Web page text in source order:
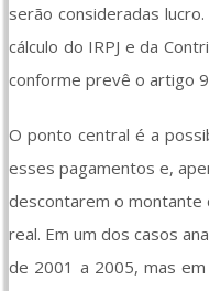
serão consideradas
cálculo do IRPJ e da
conforme prevê o artigo
O ponto central é a
esses pagamentos e,
descontarem o montante
real. Em um dos casos
de 2001 a 2005, mas